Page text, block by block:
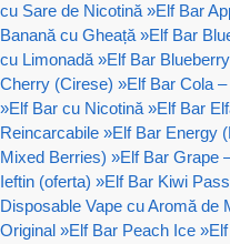
cu Sare de Nicotină »Elf Bar
Banană cu Gheață »Elf Bar
cu Limonadă »Elf Bar
Cherry (Cirese) »Elf Bar Cola
»Elf Bar cu Nicotină »Elf Bar
Reincarcabile »Elf Bar Energy
Mixed Berries) »Elf Bar Grape
Ieftin (oferta) »Elf Bar Kiwi
Disposable Vape cu Aromă de
Original »Elf Bar Peach Ice »